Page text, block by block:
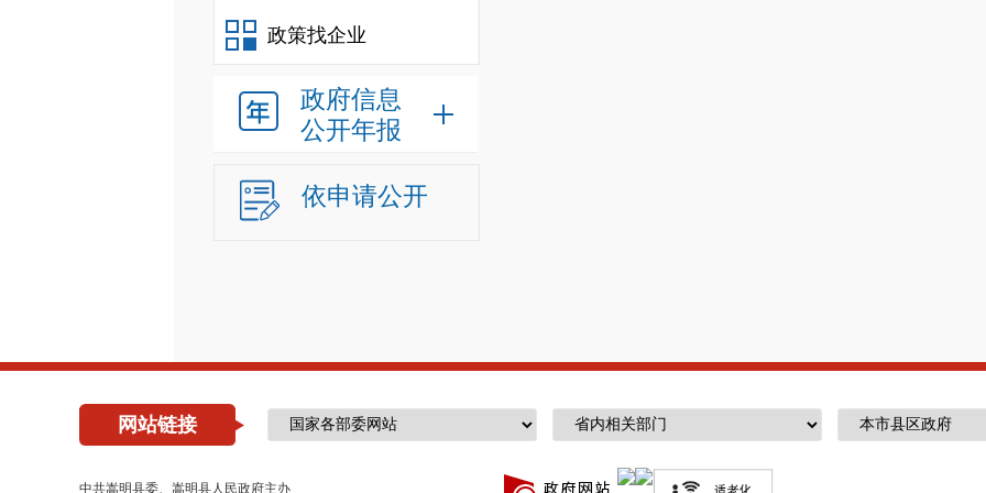
政策找企业
政府信息
公开年报
依申请公开
网站链接
中共嵩明县委、嵩明县人民政府主办